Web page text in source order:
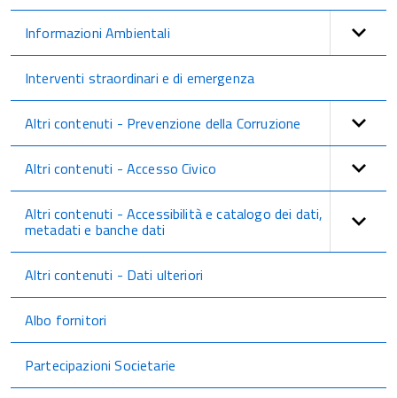
Informazioni Ambientali
Interventi straordinari e di emergenza
Altri contenuti - Prevenzione della Corruzione
Altri contenuti - Accesso Civico
Altri contenuti - Accessibilità e catalogo dei dati,
metadati e banche dati
Altri contenuti - Dati ulteriori
Albo fornitori
Partecipazioni Societarie